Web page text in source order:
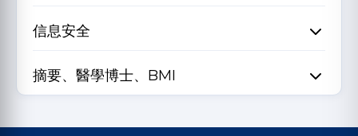
信息安全
摘要、醫學博士、BMI